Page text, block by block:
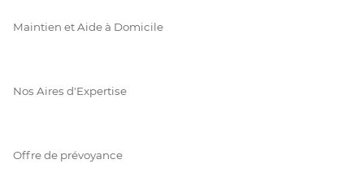
Maintien et Aide à Domicile
Nos Aires d'Expertise
Offre de prévoyance